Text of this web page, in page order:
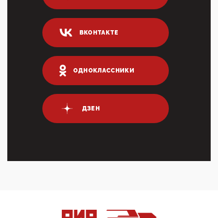
04:47, 10 Апреля 2026
ИНН для переводов по СБП это первый шаг из
логических двухЗаполнение ИНН при любых
переводах по ...
03:35, 10 Апреля 2026
Суммарное вознаграждение менеджменту в 15
крупных банках по итогам 2025 года превысило 63
03:01, 10 Апреля 2026
Террорист и убийца Буданов вальяжно сообщил,
что союзники просили Киев не наносить удары по
входМошенники активно пользуются аккаунтами на
ВКОНТАКТЕ
ОДНОКЛАССНИКИ
ДЗЕН